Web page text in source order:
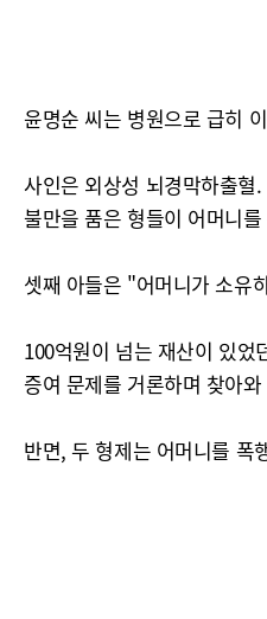
윤명순 씨는 병원으로 급히
사인은 외상성 뇌경막하출
불만을 품은 형들이 어머니
셋째 아들은 "어머니가 소유
100억원이 넘는 재산이 있
증여 문제를 거론하며 찾아
반면, 두 형제는 어머니를 폭